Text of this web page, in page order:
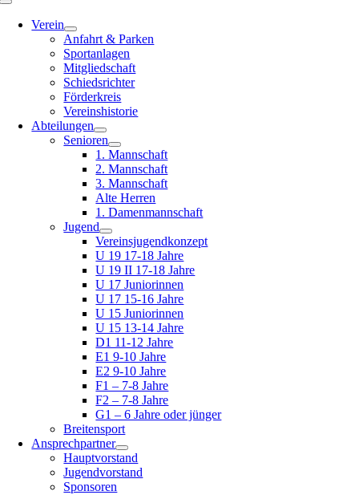
Toggle
NavigationVerein
Anfahrt & Parken
Sportanlagen
Mitgliedschaft
Schiedsrichter
Förderkreis
Vereinshistorie
Abteilungen
Senioren
1. Mannschaft
2. Mannschaft
3. Mannschaft
Alte Herren
1. Damenmannschaft
Jugend
Vereinsjugendkonzept
U 19 17-18 Jahre
U 19 II 17-18 Jahre
U 17 Juniorinnen
U 17 15-16 Jahre
U 15 Juniorinnen
U 15 13-14 Jahre
D1 11-12 Jahre
E1 9-10 Jahre
E2 9-10 Jahre
F1 – 7-8 Jahre
F2 – 7-8 Jahre
G1 – 6 Jahre oder jünger
Breitensport
Ansprechpartner
Hauptvorstand
Jugendvorstand
Sponsoren